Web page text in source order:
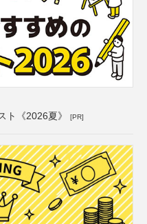
ト《2026夏》 [PR]